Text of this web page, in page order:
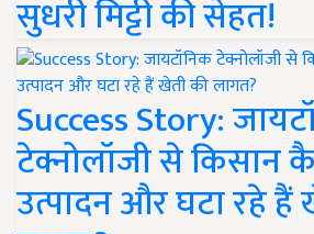
सुधरी मिट्टी की सेहत!
Success Story:
टेक्नोलॉजी से किसान
उत्पादन और घटा रहे हैं